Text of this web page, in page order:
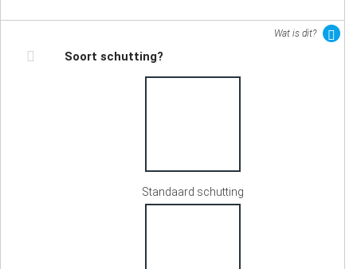
Wat is dit?
Soort schutting?
Standaard schutting